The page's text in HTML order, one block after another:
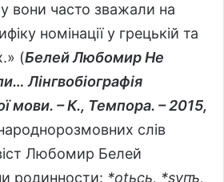
вони часто зважали на
номінації у грецькій та
(Белей Любомир Не
Лінгвобіографія
мови. – К., Темпора. – 2015,
слів
Любомир Белей
родинности: *оtьсь, *sупъ,